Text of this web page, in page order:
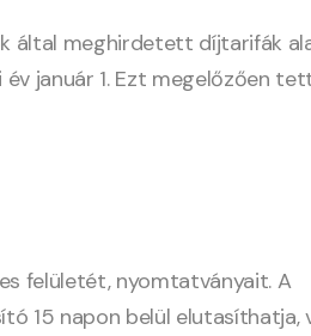
által meghirdetett díjtarifák
január 1. Ezt megelőzően
felületét, nyomtatványait. A
15 napon belül elutasíthatja,